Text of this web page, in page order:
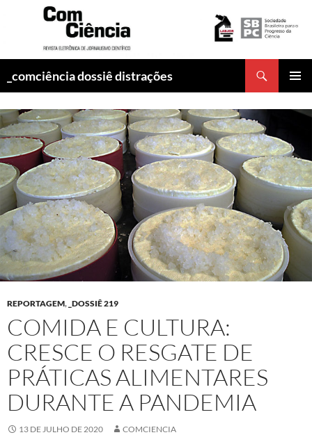
_comciência dossiê distrações
O
CONTEÚDO
REPORTAGEM, _DOSSIÊ 219
COMIDA E CULTURA:
CRESCE O RESGATE DE
PRÁTICAS ALIMENTARES
DURANTE A PANDEMIA
13 DE JULHO DE 2020 COMCIENCIA